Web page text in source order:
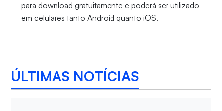
para download gratuitamente e poderá ser utilizado
em celulares tanto Android quanto iOS.
ÚLTIMAS NOTÍCIAS